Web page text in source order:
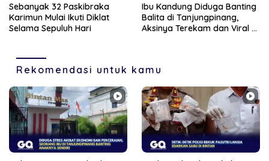
Sebanyak 32 Paskibraka
Karimun Mulai Ikuti Diklat
Selama Sepuluh Hari
Ibu Kandung Diduga Banting
Balita di Tanjungpinang,
Aksinya Terekam dan Viral di
Rekomendasi untuk kamu